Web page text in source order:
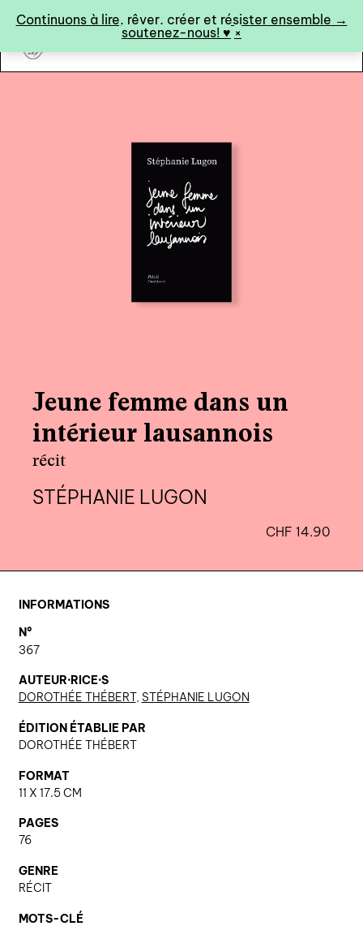
Continuons à lire, rêver, créer et résister ensemble →
soutenez-nous! ♥︎ ×
art&fiction
0
catalogue ↓
catalogue complet
à paraître
éditions de tête
au-delà du livre ↓
qui sommes-nous? ↓
engagement durable
Jeune femme dans un
intérieur lausannois
récit
STÉPHANIE LUGON
CHF 14.90
INFORMATIONS
N°
367
AUTEUR·RICE·S
DOROTHÉE THÉBERT, STÉPHANIE LUGON
ÉDITION ÉTABLIE PAR
DOROTHÉE THÉBERT
FORMAT
11 X 17.5 CM
PAGES
76
GENRE
RÉCIT
MOTS-CLÉ